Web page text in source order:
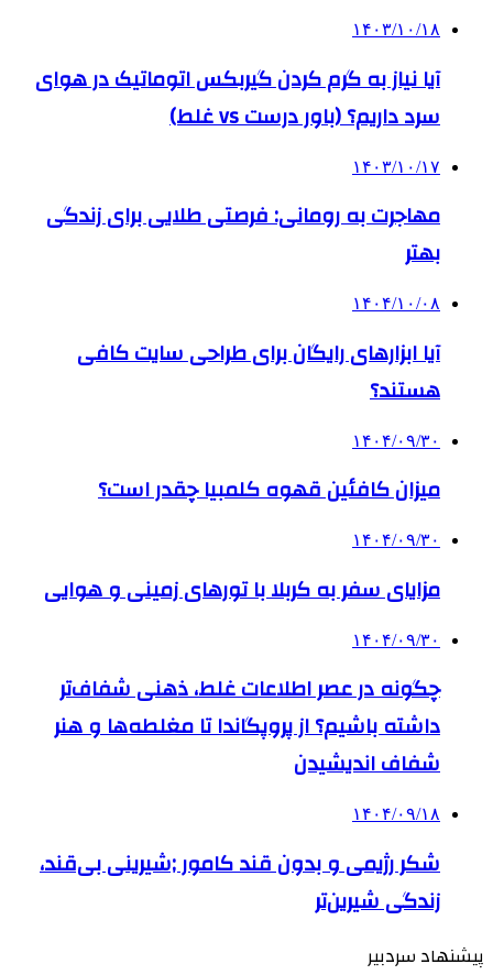
۱۴۰۳/۱۰/۱۸
آیا نیاز به گرم کردن گیربکس اتوماتیک در هوای
سرد داریم؟ (باور درست vs غلط)
۱۴۰۳/۱۰/۱۷
مهاجرت به رومانی: فرصتی طلایی برای زندگی
بهتر
۱۴۰۴/۱۰/۰۸
آیا ابزارهای رایگان برای طراحی سایت کافی
هستند؟
۱۴۰۴/۰۹/۳۰
میزان کافئین قهوه کلمبیا چقدر است؟
۱۴۰۴/۰۹/۳۰
مزایای سفر به کربلا با تورهای زمینی و هوایی
۱۴۰۴/۰۹/۳۰
چگونه در عصر اطلاعات غلط، ذهنی شفاف‌تر
داشته باشیم؟ از پروپگاندا تا مغلطه‌ها و هنر
شفاف اندیشیدن
۱۴۰۴/۰۹/۱۸
شکر رژیمی و بدون قند کامور ;شیرینی بی‌قند،
زندگی شیرین‌تر
پیشنهاد سردبیر